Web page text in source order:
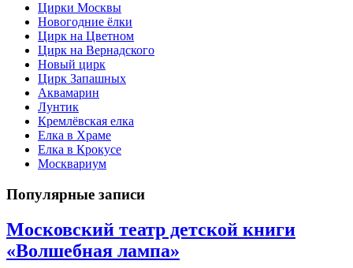
Цирки Москвы
Новогодние ёлки
Цирк на Цветном
Цирк на Вернадского
Новый цирк
Цирк Запашных
Аквамарин
Лунтик
Кремлёвская елка
Елка в Храме
Елка в Крокусе
Москвариум
Популярные записи
Московский театр детской книги
«Волшебная лампа»